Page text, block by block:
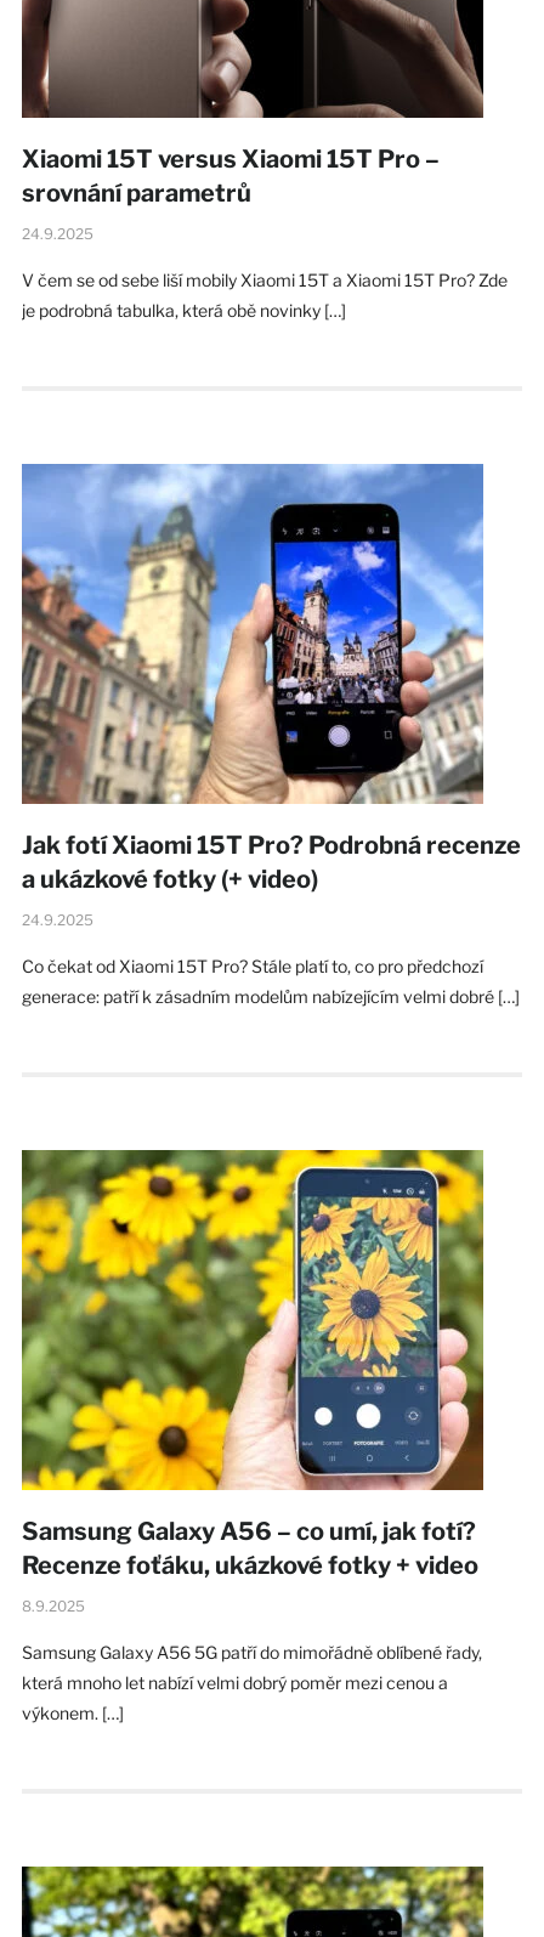
Xiaomi 15T versus Xiaomi 15T Pro –
srovnání parametrů
24.9.2025
V čem se od sebe liší mobily Xiaomi 15T a Xiaomi 15T Pro? Zde
je podrobná tabulka, která obě novinky […]
Jak fotí Xiaomi 15T Pro? Podrobná recenze
a ukázkové fotky (+ video)
24.9.2025
Co čekat od Xiaomi 15T Pro? Stále platí to, co pro předchozí
generace: patří k zásadním modelům nabízejícím velmi dobré […]
Samsung Galaxy A56 – co umí, jak fotí?
Recenze foťáku, ukázkové fotky + video
8.9.2025
Samsung Galaxy A56 5G patří do mimořádně oblíbené řady,
která mnoho let nabízí velmi dobrý poměr mezi cenou a
výkonem. […]